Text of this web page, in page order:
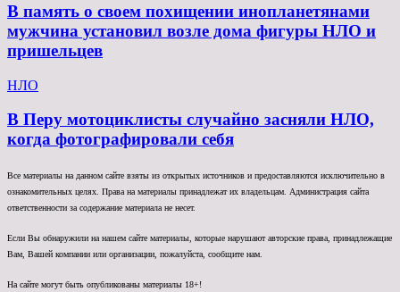
В память о своем похищении инопланетянами
мужчина установил возле дома фигуры НЛО и
пришельцев
НЛО
В Перу мотоциклисты случайно засняли НЛО,
когда фотографировали себя
Все материалы на данном сайте взяты из открытых источников и предоставляются исключительно в
ознакомительных целях. Права на материалы принадлежат их владельцам. Администрация сайта
ответственности за содержание материала не несет.
Если Вы обнаружили на нашем сайте материалы, которые нарушают авторские права, принадлежащие
Вам, Вашей компании или организации, пожалуйста, сообщите нам.
На сайте могут быть опубликованы материалы 18+!